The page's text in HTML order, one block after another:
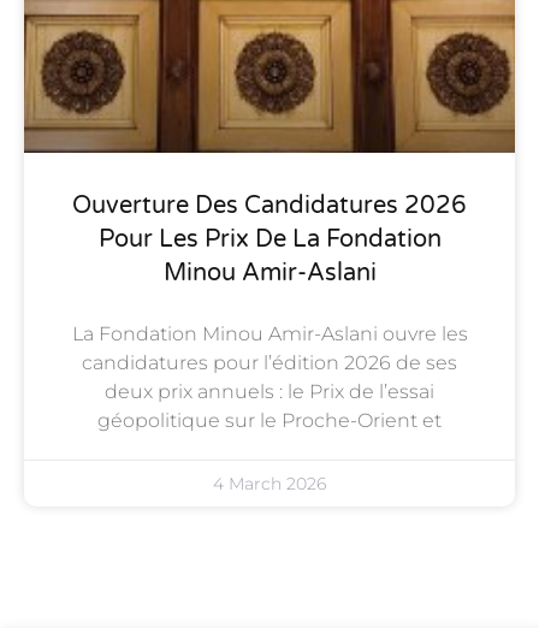
Ouverture Des Candidatures 2026
Pour Les Prix De La Fondation
Minou Amir-Aslani
La Fondation Minou Amir-Aslani ouvre les
candidatures pour l’édition 2026 de ses
deux prix annuels : le Prix de l’essai
géopolitique sur le Proche-Orient et
4 March 2026